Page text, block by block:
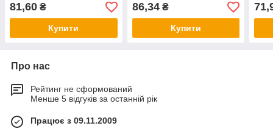
81,60 ₴
Купити
86,34₴
Купити
Про нас
Рейтинг не сформований
Менше 5 відгуків за останній рік
Працює з 09.11.2009